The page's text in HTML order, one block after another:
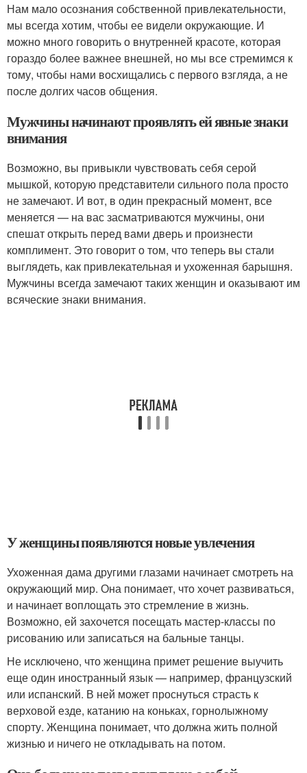
Нам мало осознания собственной привлекательности,
мы всегда хотим, чтобы ее видели окружающие. И
можно много говорить о внутренней красоте, которая
гораздо более важнее внешней, но мы все стремимся к
тому, чтобы нами восхищались с первого взгляда, а не
после долгих часов общения.
Мужчины начинают проявлять ей явные знаки
внимания
Возможно, вы привыкли чувствовать себя серой
мышкой, которую представители сильного пола просто
не замечают. И вот, в один прекрасный момент, все
меняется — на вас засматриваются мужчины, они
спешат открыть перед вами дверь и произнести
комплимент. Это говорит о том, что теперь вы стали
выглядеть, как привлекательная и ухоженная барышня.
Мужчины всегда замечают таких женщин и оказывают им
всяческие знаки внимания.
У женщины появляются новые увлечения
Ухоженная дама другими глазами начинает смотреть на
окружающий мир. Она понимает, что хочет развиваться,
и начинает воплощать это стремление в жизнь.
Возможно, ей захочется посещать мастер-классы по
рисованию или записаться на бальные танцы.
Не исключено, что женщина примет решение выучить
еще один иностранный язык — например, французский
или испанский. В ней может проснуться страсть к
верховой езде, катанию на коньках, горнолыжному
спорту. Женщина понимает, что должна жить полной
жизнью и ничего не откладывать на потом.